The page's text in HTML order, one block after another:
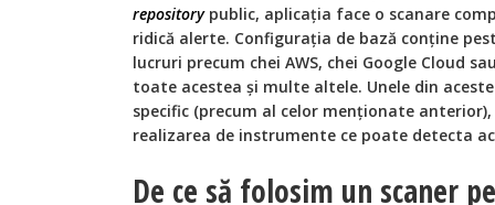
repositorypublic, aplicația face o scanare
ridică alerte. Configurația de bază conține
lucruri precum chei AWS, chei Google Cloud
toate acestea și multe altele. Unele din
specific (precum al celor menționate
realizarea de instrumente ce poate detecta
De ce să folosim un scaner